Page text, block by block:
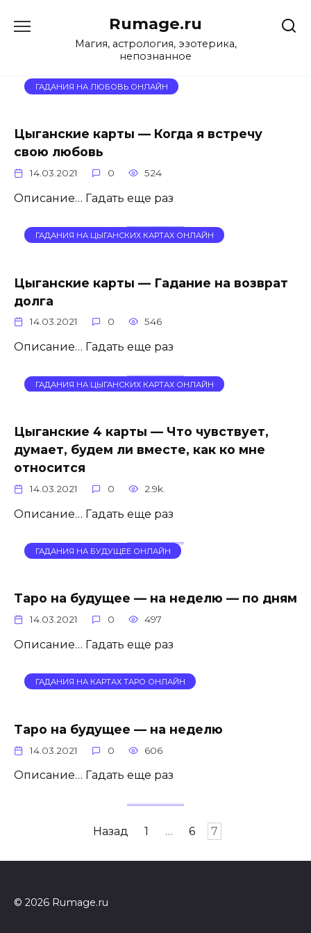
содержанию
Rumage.ru
Магия, астрология, эзотерика,
непознанное
ГАДАНИЯ НА ЛЮБОВЬ ОНЛАЙН
Цыганские карты — Когда я встречу
свою любовь
14.03.2021 0 524
Описание… Гадать еще раз
ГАДАНИЯ НА ЦЫГАНСКИХ КАРТАХ ОНЛАЙН
Цыганские карты — Гадание на возврат
долга
14.03.2021 0 546
Описание… Гадать еще раз
ГАДАНИЯ НА ЦЫГАНСКИХ КАРТАХ ОНЛАЙН
Цыганские 4 карты — Что чувствует,
думает, будем ли вместе, как ко мне
относится
14.03.2021 0 2.9k.
Описание… Гадать еще раз
ГАДАНИЯ НА БУДУЩЕЕ ОНЛАЙН
Таро на будущее — на неделю — по дням
14.03.2021 0 497
Описание… Гадать еще раз
ГАДАНИЯ НА КАРТАХ ТАРО ОНЛАЙН
Таро на будущее — на неделю
14.03.2021 0 606
Описание… Гадать еще раз
записям
Назад 1 … 6 7
© 2026 Rumage.ru